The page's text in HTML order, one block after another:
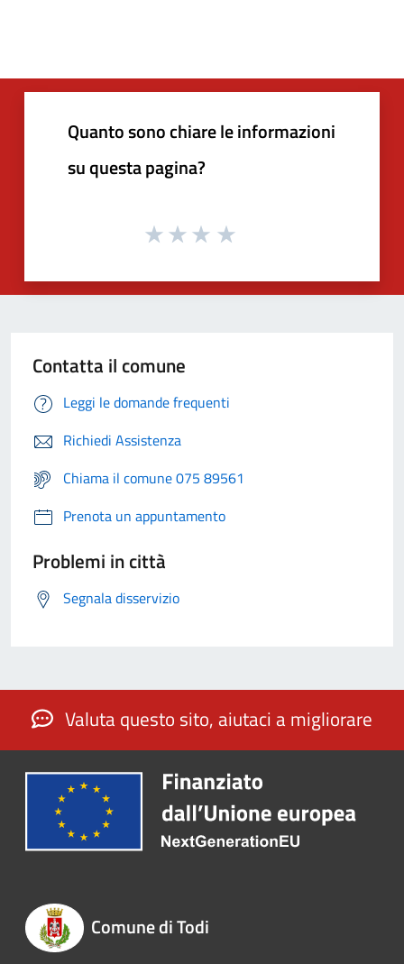
Quanto sono chiare le informazioni
su questa pagina?
Contatta il comune
Leggi le domande frequenti
Richiedi Assistenza
Chiama il comune 075 89561
Prenota un appuntamento
Problemi in città
Segnala disservizio
Valuta questo sito, aiutaci a migliorare
Comune di Todi